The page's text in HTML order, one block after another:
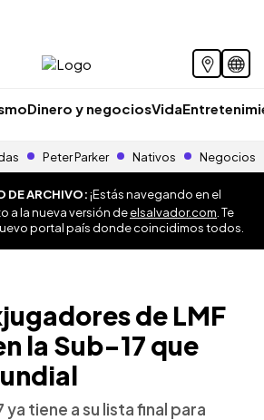
Dinero y negociosVida
Peter Parker Nativos Negocios
DE ARCHIVO:¡Estás navegando en el
a la nueva versión deelsalvador.com . Te
portal país donde coincidimos todos.
de LMF
la Sub-17 que
ya tiene a su lista final para